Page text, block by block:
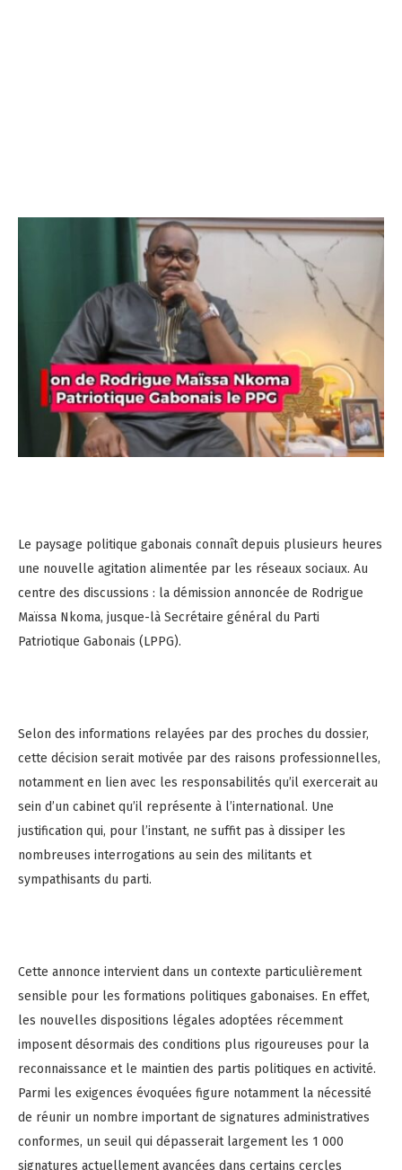
Le paysage politique gabonais connaît depuis plusieurs heures
une nouvelle agitation alimentée par les réseaux sociaux. Au
centre des discussions : la démission annoncée de Rodrigue
Maïssa Nkoma, jusque-là Secrétaire général du Parti
Patriotique Gabonais (LPPG).
Selon des informations relayées par des proches du dossier,
cette décision serait motivée par des raisons professionnelles,
notamment en lien avec les responsabilités qu’il exercerait au
sein d’un cabinet qu’il représente à l’international. Une
justification qui, pour l’instant, ne suffit pas à dissiper les
nombreuses interrogations au sein des militants et
sympathisants du parti.
Cette annonce intervient dans un contexte particulièrement
sensible pour les formations politiques gabonaises. En effet,
les nouvelles dispositions légales adoptées récemment
imposent désormais des conditions plus rigoureuses pour la
reconnaissance et le maintien des partis politiques en activité.
Parmi les exigences évoquées figure notamment la nécessité
de réunir un nombre important de signatures administratives
conformes, un seuil qui dépasserait largement les 1 000
signatures actuellement avancées dans certains cercles